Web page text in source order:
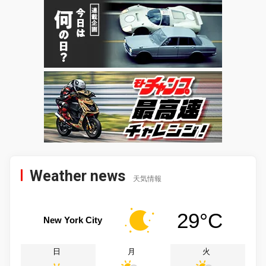
Weather news 天気情報
New York City 29°C
日 月 火